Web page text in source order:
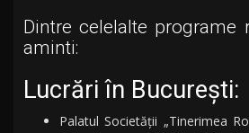
Dintre celelalte programe
aminti:
Lucrări în Bucureşti:
Palatul Societăţii „Tinerimea